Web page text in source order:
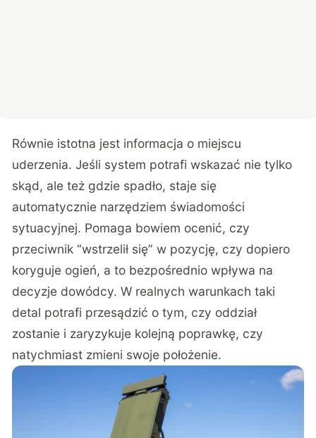
Równie istotna jest informacja o miejscu
uderzenia. Jeśli system potrafi wskazać nie tylko
skąd, ale też gdzie spadło, staje się
automatycznie narzędziem świadomości
sytuacyjnej. Pomaga bowiem ocenić, czy
przeciwnik “wstrzelił się” w pozycję, czy dopiero
koryguje ogień, a to bezpośrednio wpływa na
decyzje dowódcy. W realnych warunkach taki
detal potrafi przesądzić o tym, czy oddział
zostanie i zaryzykuje kolejną poprawkę, czy
natychmiast zmieni swoje położenie.